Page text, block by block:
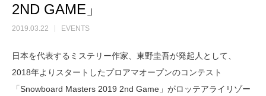
2ND GAME」
2019.03.22 EVENTS
日本を代表するミステリー作家、東野圭吾が発起人として、
2018年よりスタートしたプロアマオープンのコンテスト
「Snowboard Masters 2019 2nd Game」がロッテアライリゾー